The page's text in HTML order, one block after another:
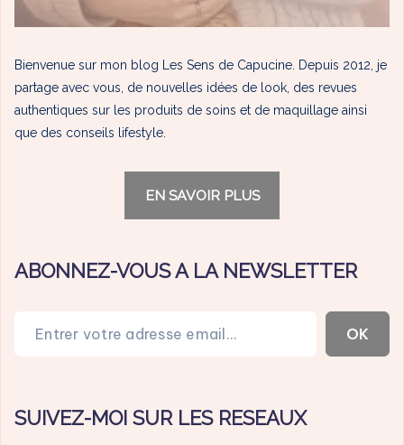
Bienvenue sur mon blog Les Sens de Capucine. Depuis 2012, je
partage avec vous, de nouvelles idées de look, des revues
authentiques sur les produits de soins et de maquillage ainsi
que des conseils lifestyle.
EN SAVOIR PLUS
ABONNEZ-VOUS A LA NEWSLETTER
OK
SUIVEZ-MOI SUR LES RESEAUX